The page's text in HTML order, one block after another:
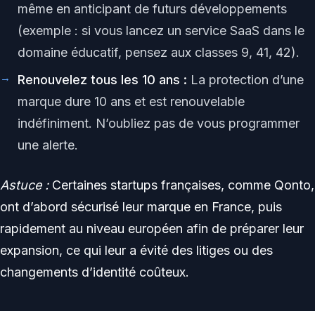
même en anticipant de futurs développements
(exemple : si vous lancez un service SaaS dans le
domaine éducatif, pensez aux classes 9, 41, 42).
Renouvelez tous les 10 ans : La protection d’une
marque dure 10 ans et est renouvelable
indéfiniment. N’oubliez pas de vous programmer
une alerte.
Astuce :Certaines startups françaises, comme Qonto,
ont d’abord sécurisé leur marque en France, puis
rapidement au niveau européen afin de préparer leur
expansion, ce qui leur a évité des litiges ou des
changements d’identité coûteux.